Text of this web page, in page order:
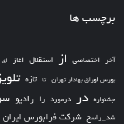
برچسب ها
آخر اختصاصی از استقلال اغاز ای
بورس اوراق بهادار تهران تا تازه
جشنواره در درمورد را رادیو
شد_راسخ شرکت فرابورس ایران